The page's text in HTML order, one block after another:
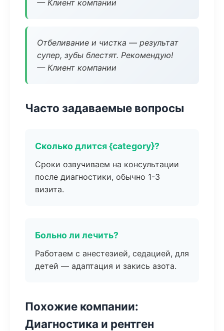
— Клиент компании
Отбеливание и чистка — результат
супер, зубы блестят. Рекомендую!
— Клиент компании
Часто задаваемые вопросы
Сколько длится {category}?
Сроки озвучиваем на консультации
после диагностики, обычно 1-3
визита.
Больно ли лечить?
Работаем с анестезией, седацией, для
детей — адаптация и закись азота.
Похожие компании:
Диагностика и рентген